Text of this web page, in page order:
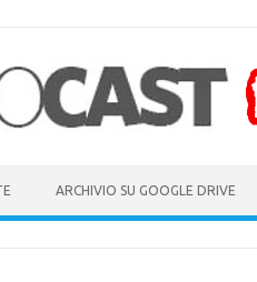
ARCHIVIO SU GOOGLE DRIVE